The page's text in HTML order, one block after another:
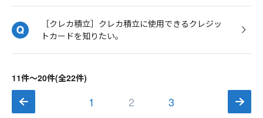
［クレカ積立］クレカ積立に使用できるクレジッ
トカードを知りたい。
11件～20件(全22件)
1 2 3